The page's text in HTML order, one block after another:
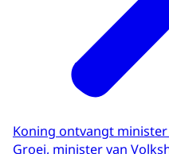
Koning ontvangt
Groei, minister van